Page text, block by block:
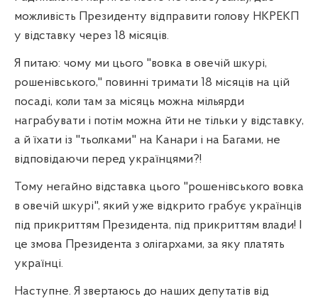
можливість Президенту відправити голову НКРЕКП
у відставку через 18 місяців.
Я питаю: чому ми цього "вовка в овечій шкурі,
рошенівського," повинні тримати 18 місяців на цій
посаді, коли там за місяць можна мільярди
награбувати і потім можна йти не тільки у відставку,
а й їхати із "тьолками" на Канари і на Багами, не
відповідаючи перед українцями?!
Тому негайно відставка цього "рошенівського вовка
в овечій шкурі", який уже відкрито грабує українців
під прикриттям Президента, під прикриттям влади! І
це змова Президента з олігархами, за яку платять
українці.
Наступне. Я звертаюсь до наших депутатів від